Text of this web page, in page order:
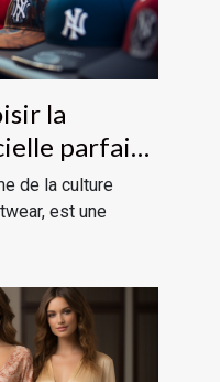
la
parfaite
de la culture
est une